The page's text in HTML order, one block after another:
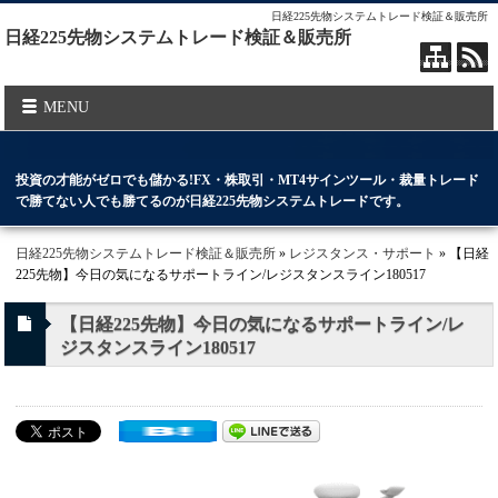
日経225先物システムトレード検証＆販売所
日経225先物システムトレード検証＆販売所
MENU
投資の才能がゼロでも儲かる!FX・株取引・MT4サインツール・裁量トレード
で勝てない人でも勝てるのが日経225先物システムトレードです。
日経225先物システムトレード検証＆販売所 » レジスタンス・サポート » 【日経
225先物】今日の気になるサポートライン/レジスタンスライン180517
【日経225先物】今日の気になるサポートライン/レ
ジスタンスライン180517